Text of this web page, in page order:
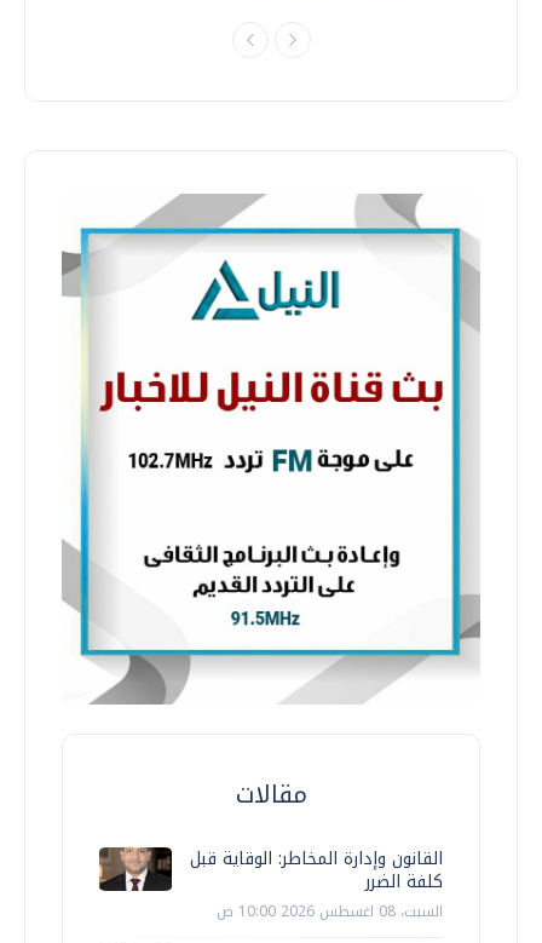
مقالات
القانون وإدارة المخاطر: الوقاية قبل
كلفة الضرر
السبت، 08 اغسطس 2026 10:00 ص